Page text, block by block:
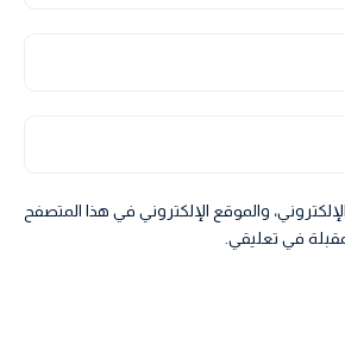
والموقع الإلكتروني في هذا المتصفح
في تعليقي.